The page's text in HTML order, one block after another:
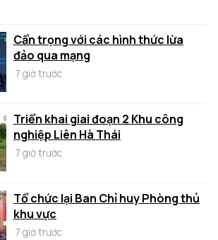
Cẩn trọng với các hình thức lừa
đảo qua mạng
7 giờ trước
Triển khai giai đoạn 2 Khu công
nghiệp Liên Hà Thái
7 giờ trước
Tổ chức lại Ban Chỉ huy Phòng thủ
khu vực
7 giờ trước